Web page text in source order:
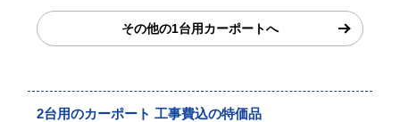
その他の1台用カーポートへ
2台用のカーポート 工事費込の特価品